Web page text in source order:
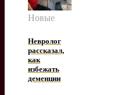
Новые
Невролог
рассказал,
как
избежать
деменции